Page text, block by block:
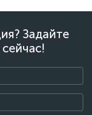
Задайте